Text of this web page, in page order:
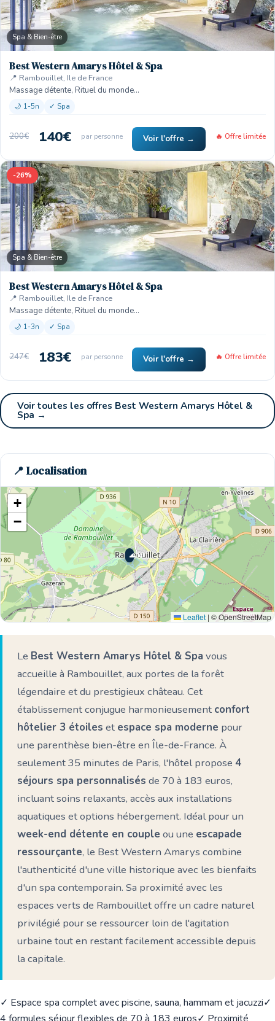
Spa & Bien-être
Best Western Amarys Hôtel & Spa
📍 Rambouillet, Ile de France
Massage détente, Rituel du monde…
🌙 1-5n ✓ Spa
200€ 140€ par personne Voir l'offre → 🔥 Offre limitée
-26%
Spa & Bien-être
Best Western Amarys Hôtel & Spa
📍 Rambouillet, Ile de France
Massage détente, Rituel du monde…
🌙 1-3n ✓ Spa
247€ 183€ par personne Voir l'offre → 🔥 Offre limitée
Voir toutes les offres Best Western Amarys Hôtel &
Spa →
📍 Localisation
🌊 Ici
+
−
Leaflet | © OpenStreetMap
Le Best Western Amarys Hôtel & Spa vous
accueille à Rambouillet, aux portes de la forêt
légendaire et du prestigieux château. Cet
établissement conjugue harmonieusement confort
hôtelier 3 étoiles et espace spa moderne pour
une parenthèse bien-être en Île-de-France. À
seulement 35 minutes de Paris, l'hôtel propose 4
séjours spa personnalisés de 70 à 183 euros,
incluant soins relaxants, accès aux installations
aquatiques et options hébergement. Idéal pour un
week-end détente en couple ou une escapade
ressourçante, le Best Western Amarys combine
l'authenticité d'une ville historique avec les bienfaits
d'un spa contemporain. Sa proximité avec les
espaces verts de Rambouillet offre un cadre naturel
privilégié pour se ressourcer loin de l'agitation
urbaine tout en restant facilement accessible depuis
la capitale.
✓ Espace spa complet avec piscine, sauna, hammam et jacuzzi✓